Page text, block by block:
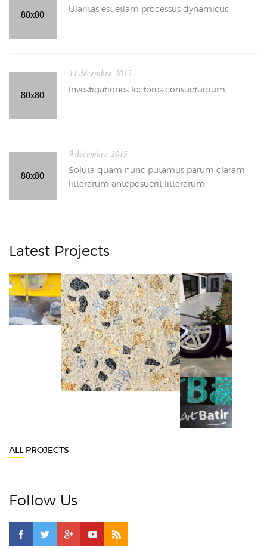
Ularitas est etiam processus dynamicus
11 décembre 2015
Investigationes lectores consuetudium
9 décembre 2015
Soluta quam nunc putamus parum claram
litterarum anteposuerit litterarum
Latest Projects
ALL PROJECTS
Follow Us